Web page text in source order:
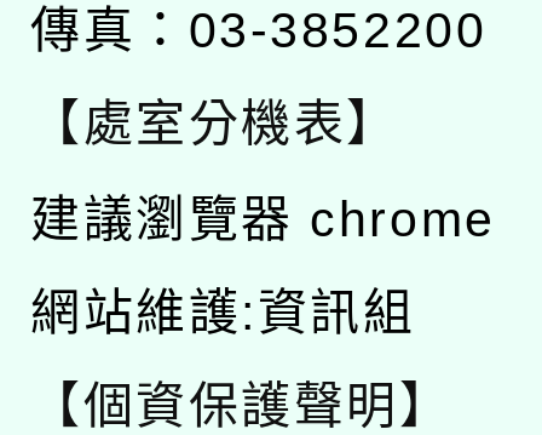
傳真：03-3852200
【處室分機表】
建議瀏覽器 chrome
網站維護:資訊組
【個資保護聲明】